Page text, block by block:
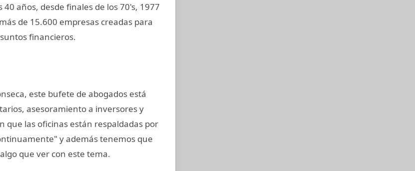
años, desde finales de los 70's, 1977
de 15.600 empresas creadas para
financieros.
este bufete de abogados está
asesoramiento a inversores y
que las oficinas están respaldadas por
y además tenemos que
que ver con este tema.